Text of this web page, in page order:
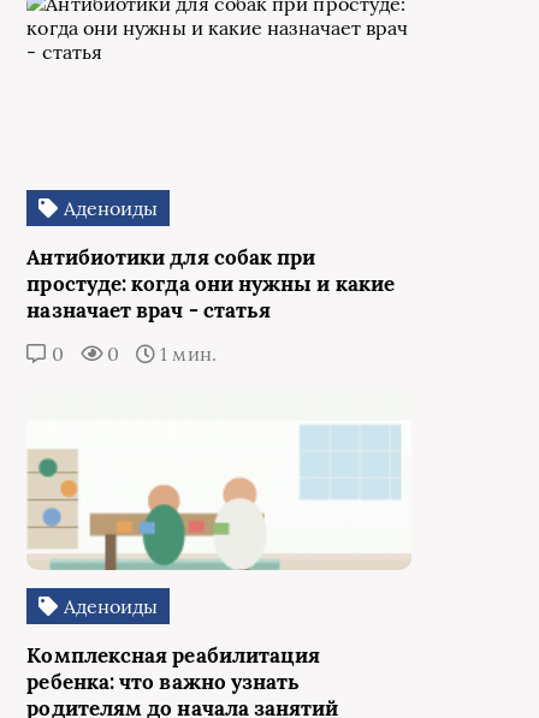
Аденоиды
Антибиотики для собак при
простуде: когда они нужны и какие
назначает врач - статья
0 0 1 мин.
Аденоиды
Комплексная реабилитация
ребенка: что важно узнать
родителям до начала занятий